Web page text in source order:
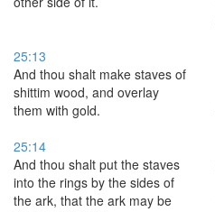
25:13
And thou shalt make staves of
shittim wood, and overlay
them with gold.
25:14
And thou shalt put the staves
into the rings by the sides of
the ark, that the ark may be